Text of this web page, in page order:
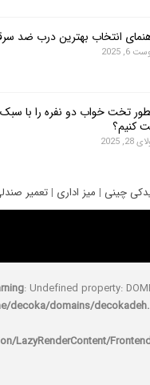
بهترین درب ضد سرقت برای
دو نفره را با سبک دکوراسیون
میز اداری| تعمیر صندلی اداری
Warning: Undefined
/home/decoka/